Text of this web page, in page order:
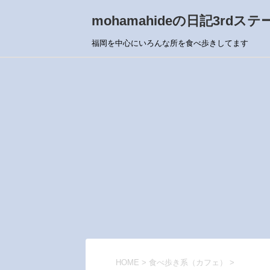
mohamahideの日記3rdステ
福岡を中心にいろんな所を食べ歩きしてます
HOME > 食べ歩き系（カフェ） >